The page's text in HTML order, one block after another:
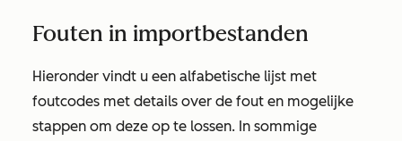
Fouten in importbestanden
Hieronder vindt u een alfabetische lijst met
foutcodes met details over de fout en mogelijke
stappen om deze op te lossen. In sommige